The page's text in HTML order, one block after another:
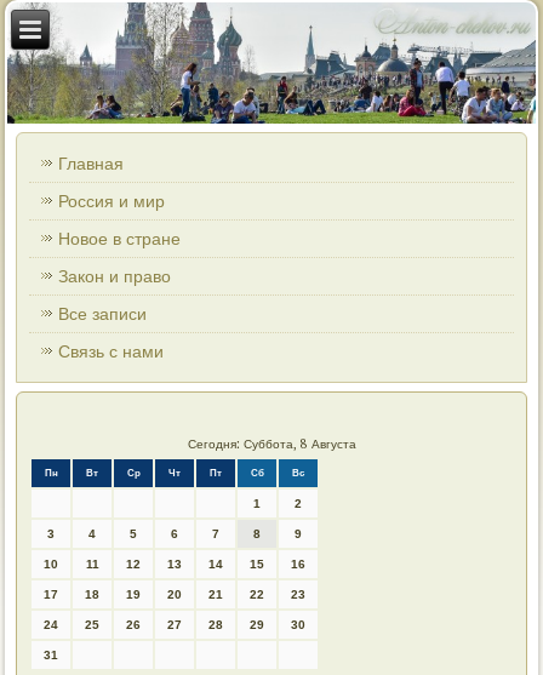
Главная
Россия и мир
Новое в стране
Закон и право
Все записи
Связь с нами
Сегодня: Суббота, 8 Августа
Пн Вт Ср Чт Пт Сб Вс
1 2
3 4 5 6 7 8 9
10 11 12 13 14 15 16
17 18 19 20 21 22 23
24 25 26 27 28 29 30
31